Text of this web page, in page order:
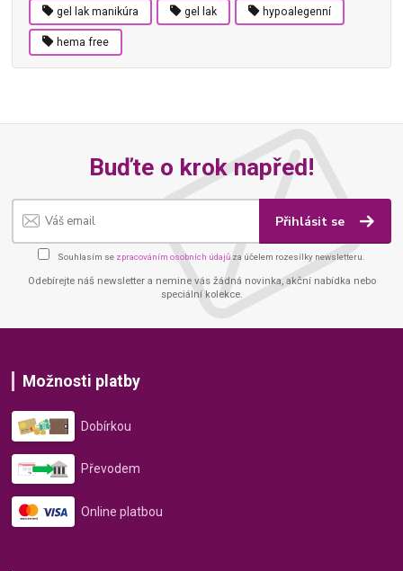
gel lak manikúra gel lak hypoalegenní
hema free
Buďte o krok napřed!
Přihlásit se
Souhlasím se zpracováním osobních údajů za účelem rozesílky newsletteru.
Odebírejte náš newsletter a nemine vás žádná novinka, akční nabídka nebo
speciální kolekce.
Možnosti platby
Dobírkou
Převodem
Online platbou